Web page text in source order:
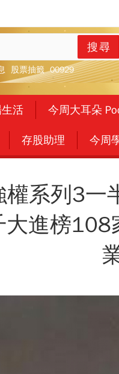
搜尋
股票抽籤 00929
活 今周大耳朵
存股助理 今周
權系列3一
大進榜